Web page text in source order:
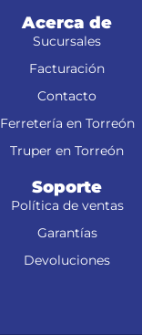
Acerca de
Sucursales
Facturación
Contacto
Ferretería en Torreón
Truper en Torreón
Soporte
Política de ventas
Garantías
Devoluciones